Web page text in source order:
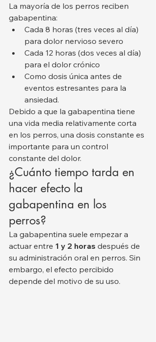
La mayoría de los perros reciben
gabapentina:
Cada 8 horas (tres veces al día)
para dolor nervioso severo
Cada 12 horas (dos veces al día)
para el dolor crónico
Como dosis única antes de
eventos estresantes para la
ansiedad.
Debido a que la gabapentina tiene
una vida media relativamente corta
en los perros, una dosis constante es
importante para un control
constante del dolor.
¿Cuánto tiempo tarda en
hacer efecto la
gabapentina en los
perros?
La gabapentina suele empezar a
actuar entre 1 y 2 horas después de
su administración oral en perros. Sin
embargo, el efecto percibido
depende del motivo de su uso.